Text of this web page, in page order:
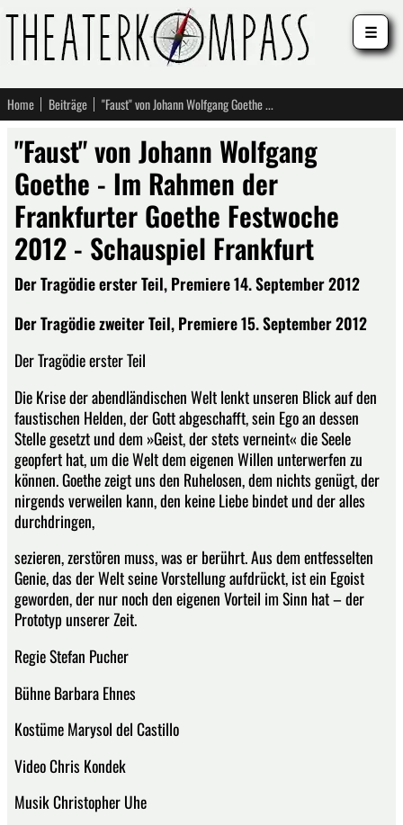
Home Beiträge "Faust" von Johann Wolfgang Goethe - Im Rahmen der Frankfurter Goethe Festwoche 2012 - Schauspiel Frankfurt
"Faust" von Johann Wolfgang
Goethe - Im Rahmen der
Frankfurter Goethe Festwoche
2012 - Schauspiel Frankfurt
Der Tragödie erster Teil, Premiere 14. September 2012
Der Tragödie zweiter Teil, Premiere 15. September 2012
Der Tragödie erster Teil
Die Krise der abendländischen Welt lenkt unseren Blick auf den
faustischen Helden, der Gott abgeschafft, sein Ego an dessen
Stelle gesetzt und dem »Geist, der stets verneint« die Seele
geopfert hat, um die Welt dem eigenen Willen unterwerfen zu
können. Goethe zeigt uns den Ruhelosen, dem nichts genügt, der
nirgends verweilen kann, den keine Liebe bindet und der alles
durchdringen,
sezieren, zerstören muss, was er berührt. Aus dem entfesselten
Genie, das der Welt seine Vorstellung aufdrückt, ist ein Egoist
geworden, der nur noch den eigenen Vorteil im Sinn hat – der
Prototyp unserer Zeit.
Regie Stefan Pucher
Bühne Barbara Ehnes
Kostüme Marysol del Castillo
Video Chris Kondek
Musik Christopher Uhe
☰